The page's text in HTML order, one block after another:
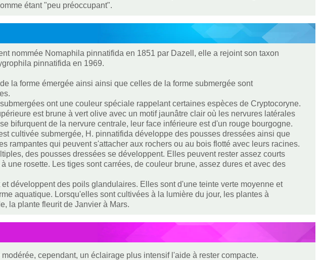
étant "peu préoccupant".
nommée Nomaphila pinnatifida en 1851 par Dazell, elle a rejoint son taxon
pinnatifida en 1969.
la forme émergée ainsi ainsi que celles de la forme submergée sont
ont une couleur spéciale rappelant certaines espèces de Cryptocoryne.
est brune à vert olive avec un motif jaunâtre clair où les nervures latérales
bifurquent de la nervure centrale, leur face inférieure est d'un rouge bourgogne.
cultivée submergée, H. pinnatifida développe des pousses dressées ainsi que
rampantes qui peuvent s'attacher aux rochers ou au bois flotté avec leurs racines.
des pousses dressées se développent. Elles peuvent rester assez courts
une rosette. Les tiges sont carrées, de couleur brune, assez dures et avec des
développent des poils glandulaires. Elles sont d'une teinte verte moyenne et
aquatique. Lorsqu'elles sont cultivées à la lumière du jour, les plantes à
la plante fleurit de Janvier à Mars.
cependant, un éclairage plus intensif l'aide à rester compacte.